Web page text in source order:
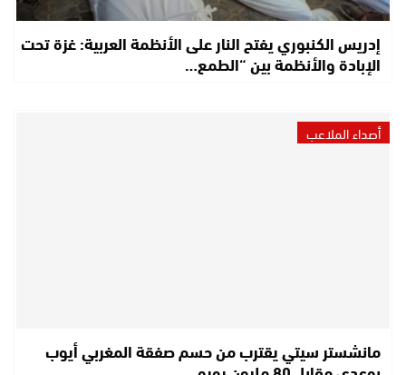
إدريس الكنبوري يفتح النار على الأنظمة العربية: غزة تحت
الإبادة والأنظمة بين “الطمع…
أصداء الملاعب
مانشستر سيتي يقترب من حسم صفقة المغربي أيوب